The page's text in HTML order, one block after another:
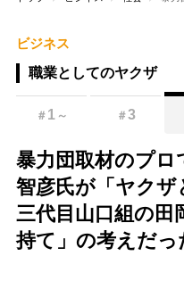
ビジネス
職業としてのヤクザ
＃ 1 ～ ＃3
暴力団取材のプロ
智彦氏が「ヤク
三代目山口組の田
持て」の考えだっ